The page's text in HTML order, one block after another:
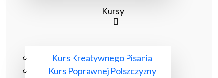
Kursy
Kurs Kreatywnego Pisania
Kurs Poprawnej Polszczyzny